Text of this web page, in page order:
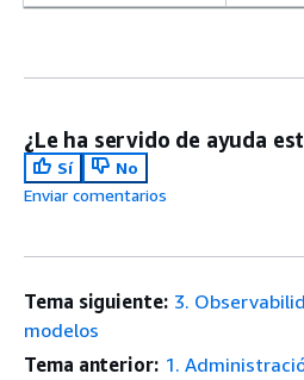
¿Le ha servido de ayuda
Sí
No
Enviar comentarios
Tema siguiente: 3.
modelos
Tema anterior: 1.